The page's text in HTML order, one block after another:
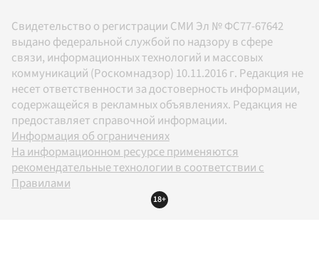
Свидетельство о регистрации СМИ Эл № ФС77-67642
выдано федеральной службой по надзору в сфере
связи, информационных технологий и массовых
коммуникаций (Роскомнадзор) 10.11.2016 г. Редакция не
несет ответственности за достоверность информации,
содержащейся в рекламных объявлениях. Редакция не
предоставляет справочной информации.
Информация об ограничениях
На информационном ресурсе применяются
рекомендательные технологии в соответствии с
Правилами
18+